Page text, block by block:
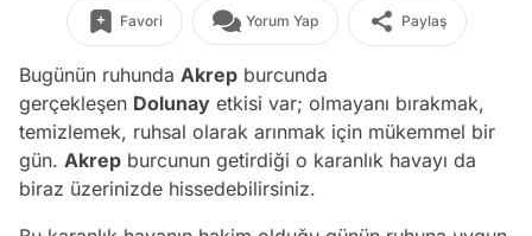
Favori Yorum Yap Paylaş
Bugünün ruhunda Akrep burcunda
gerçekleşen Dolunay etkisi var; olmayanı bırakmak,
temizlemek, ruhsal olarak arınmak için mükemmel bir
gün. Akrep burcunun getirdiği o karanlık havayı da
biraz üzerinizde hissedebilirsiniz.